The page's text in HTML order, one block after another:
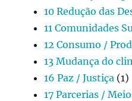
10 Redução das
11 Comunidades
12 Consumo /
13 Mudança do
16 Paz / Justiça (1)
17 Parcerias /